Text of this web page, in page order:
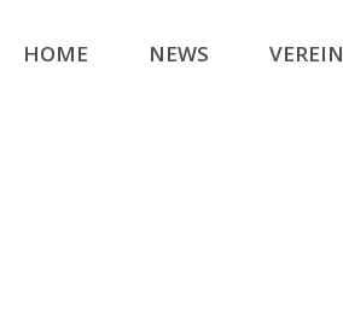
HOME NEWS VEREIN